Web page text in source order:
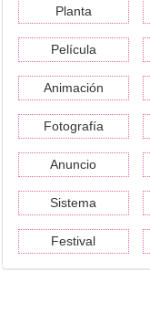
Planta
Película
Animación
Fotografía
Anuncio
Sistema
Festival